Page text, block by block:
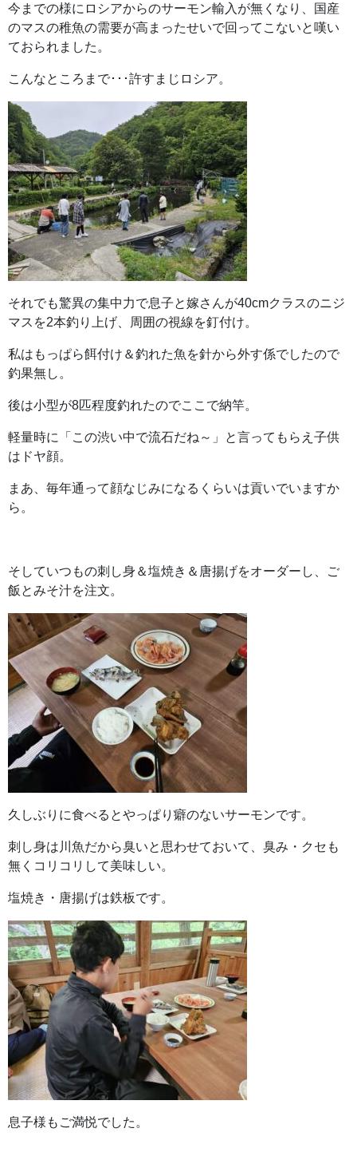
今までの様にロシアからのサーモン輸入が無くなり、国産
のマスの稚魚の需要が高まったせいで回ってこないと嘆い
ておられました。
こんなところまで･･･許すまじロシア。
それでも驚異の集中力で息子と嫁さんが40cmクラスのニジ
マスを2本釣り上げ、周囲の視線を釘付け。
私はもっぱら餌付け＆釣れた魚を針から外す係でしたので
釣果無し。
後は小型が8匹程度釣れたのでここで納竿。
軽量時に「この渋い中で流石だね～」と言ってもらえ子供
はドヤ顔。
まあ、毎年通って顔なじみになるくらいは貢いでいますか
ら。
そしていつもの刺し身＆塩焼き＆唐揚げをオーダーし、ご
飯とみそ汁を注文。
久しぶりに食べるとやっぱり癖のないサーモンです。
刺し身は川魚だから臭いと思わせておいて、臭み・クセも
無くコリコリして美味しい。
塩焼き・唐揚げは鉄板です。
息子様もご満悦でした。